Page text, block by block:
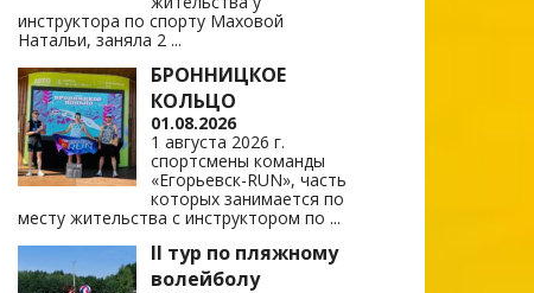
инструктора по спорту Маховой
Натальи, заняла 2 ...
БРОННИЦКОЕ
КОЛЬЦО
01.08.2026
1 августа 2026 г.
спортсмены команды
«Егорьевск-RUN», часть
которых занимается по
месту жительства с инструктором по ...
II тур по пляжному
волейболу